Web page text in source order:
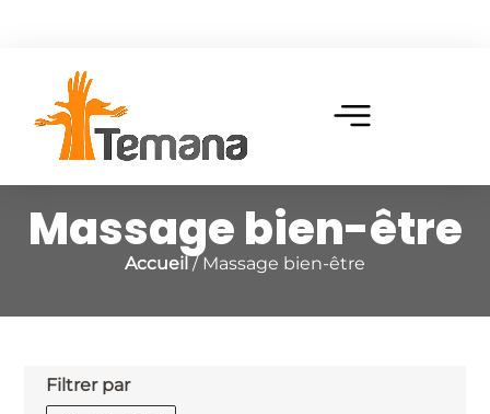
Massage bien-être
Accueil/ Massage bien-être
Filtrer par